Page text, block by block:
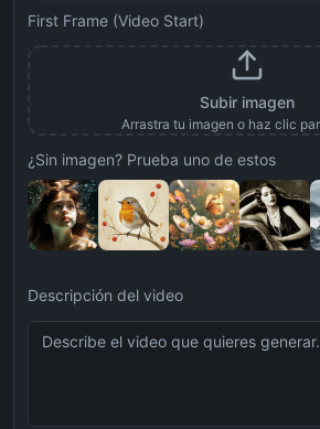
First Frame (Video Start)
Subir imagen
Arrastra tu imagen o haz clic
¿Sin imagen? Prueba uno de estos
Descripción del video